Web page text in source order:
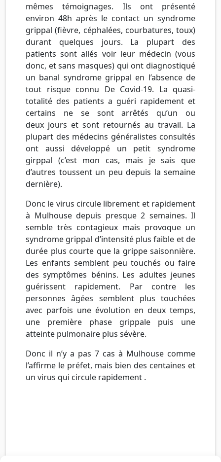
mêmes témoignages. Ils ont présenté
environ 48h après le contact un syndrome
grippal (fièvre, céphalées, courbatures, toux)
durant quelques jours. La plupart des
patients sont allés voir leur médecin (vous
donc, et sans masques) qui ont diagnostiqué
un banal syndrome grippal en l’absence de
tout risque connu De Covid-19. La quasi-
totalité des patients a guéri rapidement et
certains ne se sont arrêtés qu’un ou
deux jours et sont retournés au travail. La
plupart des médecins généralistes consultés
ont aussi développé un petit syndrome
girppal (c’est mon cas, mais je sais que
d’autres toussent un peu depuis la semaine
dernière).
Donc le virus circule librement et rapidement
à Mulhouse depuis presque 2 semaines. Il
semble très contagieux mais provoque un
syndrome grippal d’intensité plus faible et de
durée plus courte que la grippe saisonnière.
Les enfants semblent peu touchés ou faire
des symptômes bénins. Les adultes jeunes
guérissent rapidement. Par contre les
personnes âgées semblent plus touchées
avec parfois une évolution en deux temps,
une première phase grippale puis une
atteinte pulmonaire plus sévère.
Donc il n’y a pas 7 cas à Mulhouse comme
l’affirme le préfet, mais bien des centaines et
un virus qui circule rapidement .